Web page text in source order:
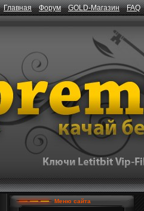
Главная Форум GOLD-Магазин FAQ
Меню сайта